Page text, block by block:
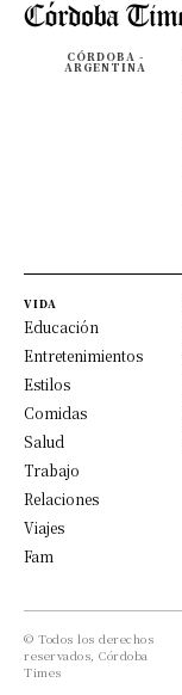
CÓRDOBA -
ARGENTINA
VIDA
Educación
Entretenimientos
Estilos
Comidas
Salud
Trabajo
Relaciones
Viajes
Fam
© Todos los derechos
reservados, Córdoba
Times